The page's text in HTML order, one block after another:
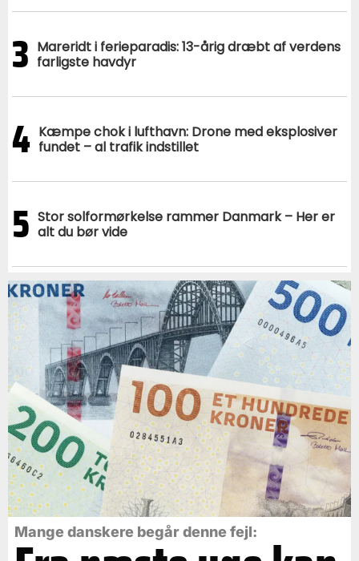
3 Mareridt i ferieparadis: 13-årig dræbt af verdens
farligste havdyr
4 Kæmpe chok i lufthavn: Drone med eksplosiver
fundet – al trafik indstillet
5 Stor solformørkelse rammer Danmark – Her er
alt du bør vide
Mange danskere begår denne fejl: